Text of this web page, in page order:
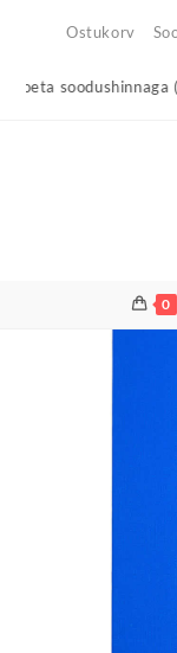
Ostukorv
soodushinnaga (
0